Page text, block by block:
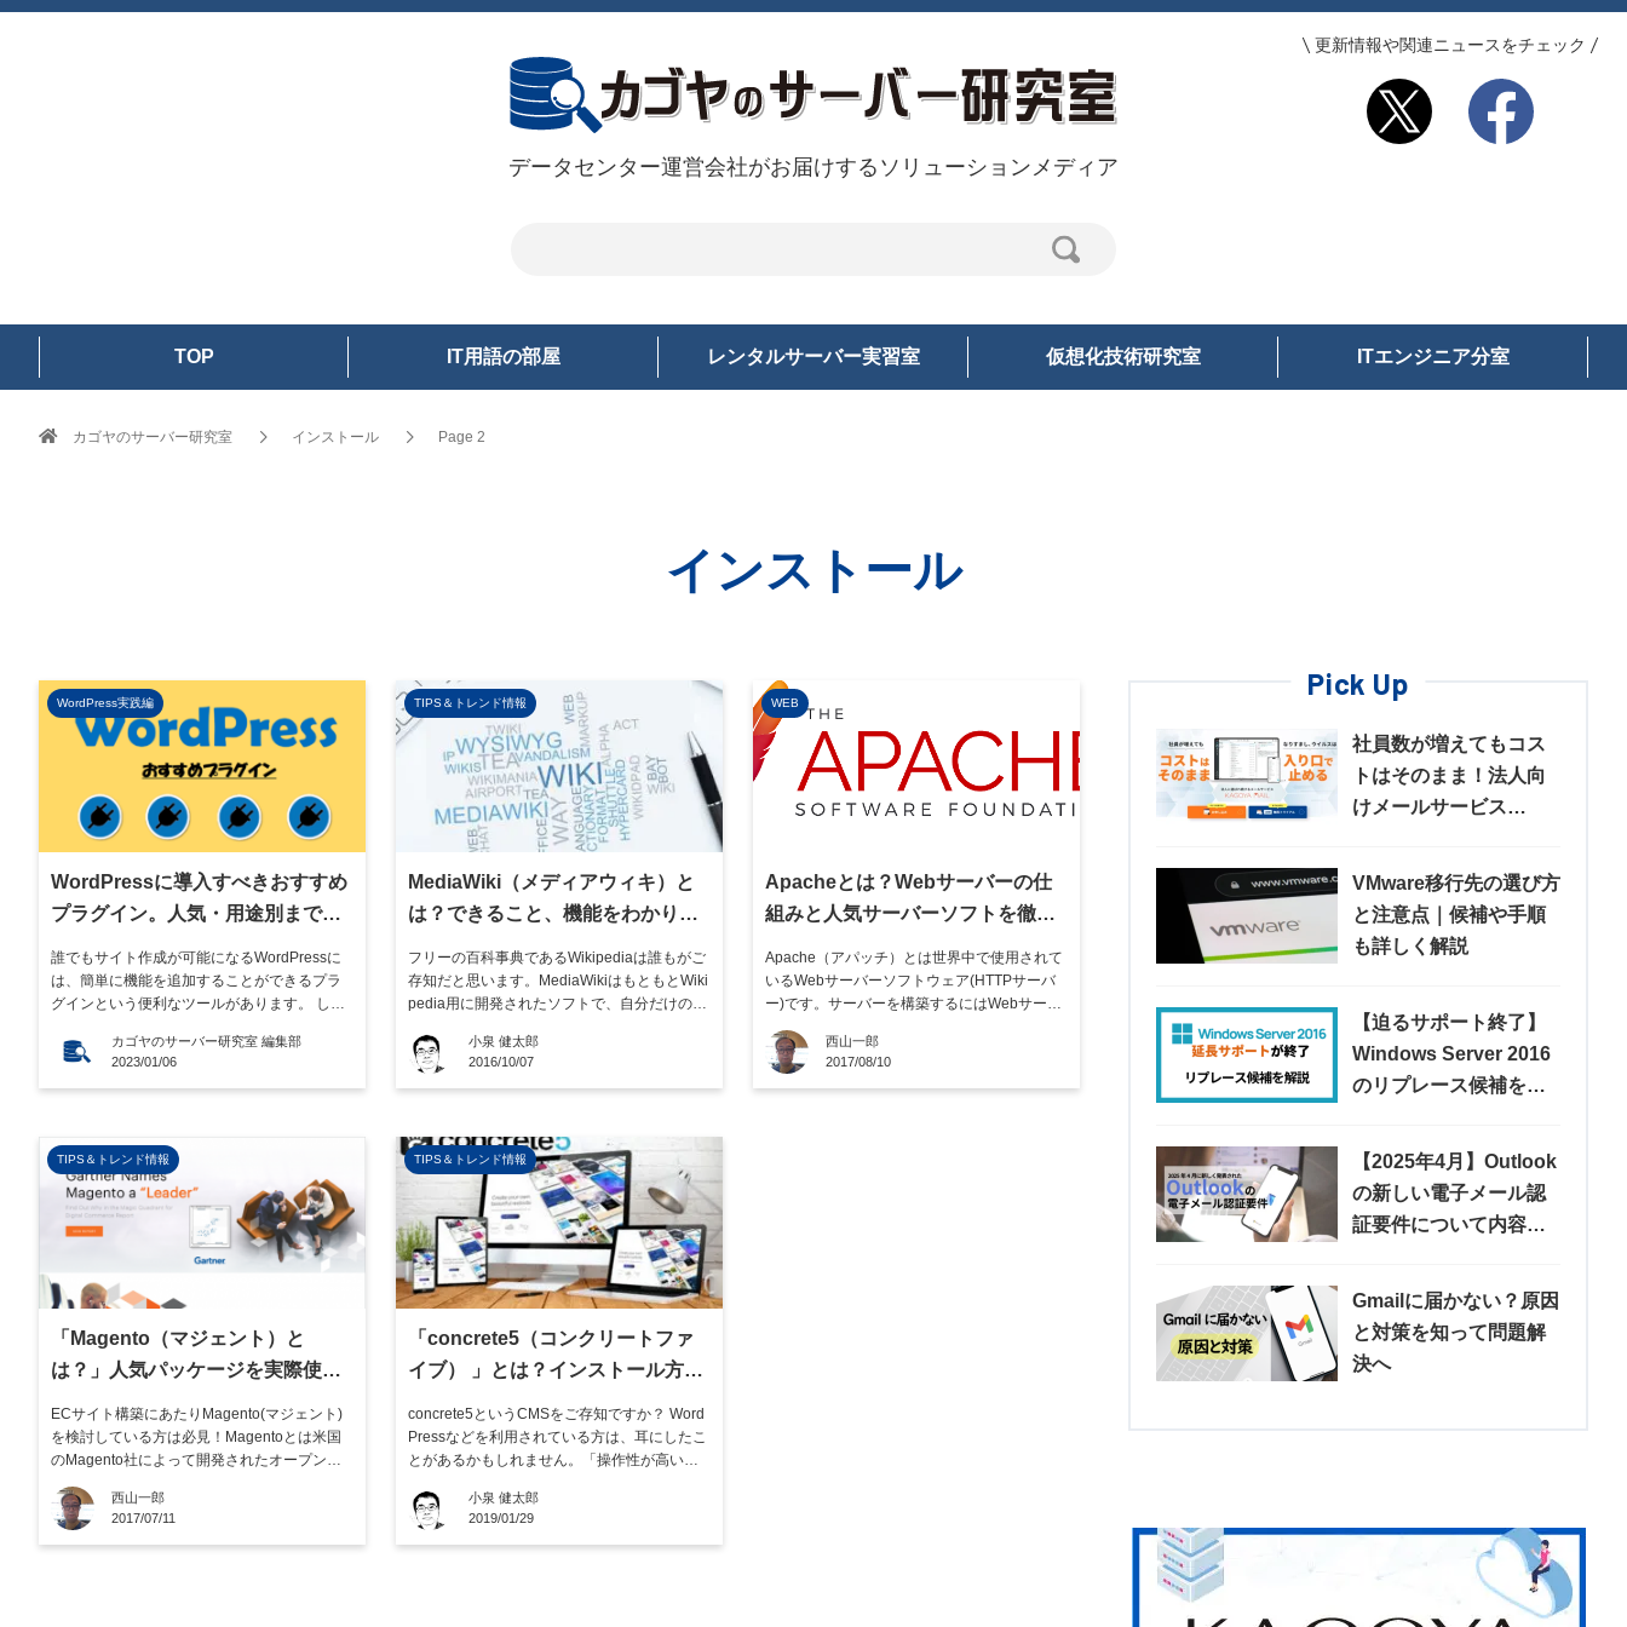
データセンター運営会社がお届けするソリューションメディア
更新情報や関連ニュースをチェック
TOP IT用語の部屋 レンタルサーバー実習室 仮想化技術研究室 ITエンジニア分室
カゴヤのサーバー研究室 インストール Page 2
インストール
WordPress実践編
WordPressに導入すべきおすすめ
プラグイン。人気・用途別まで紹
誰でもサイト作成が可能になるWordPressに
は、簡単に機能を追加することができるプラ
グインという便利なツールがあります。 しか
件、有料のものも含めると更に多くのプラグ
ンも大量にあり、一から自分で探すにはかな
カゴヤのサーバー研究室 編集部
2023/01/06
TIPS＆トレンド情報
MediaWiki（メディアウィキ）と
は？できること、機能をわかりや
フリーの百科事典であるWikipediaは誰もがご
存知だと思います。MediaWikiはもともとWiki
pedia用に開発されたソフトで、自分だけのウ
と同様に手軽に複数人で記事の投稿・編集が
できたりプラグインによって機能を拡張した
りすることができます。また、広く利用され
小泉 健太郎
2016/10/07
WEB
Apacheとは？Webサーバーの仕
組みと人気サーバーソフトを徹底
Apache（アパッチ）とは世界中で使用されて
いるWebサーバーソフトウェア(HTTPサーバ
ー)です。サーバーを構築するにはWebサーバ
ーソフトウェアが必要です。ここでは、Web
サーバーの仕組みと人気のサーバーソフトに
ついても分かりやすく解説します。 Apacheと
は(アパッチ)とは アメリカのインディアン部
西山一郎
2017/08/10
TIPS＆トレンド情報
「Magento（マジェント）と
は？」人気パッケージを実際使っ
～
ECサイト構築にあたりMagento(マジェント)
を検討している方は必見！Magentoとは米国
のMagento社によって開発されたオープンソ
ースソフトウェアです。海外での浸透率が高
く、その柔軟性から多くの有名企業にも活用
されています。ここではMagentoを日本で使
う際のポイントもまとめつつ実践的にご紹介
西山一郎
2017/07/11
TIPS＆トレンド情報
「concrete5（コンクリートファ
イブ） 」とは？インストール方法
concrete5というCMSをご存知ですか？ Word
Pressなどを利用されている方は、耳にしたこ
とがあるかもしれません。「操作性が高い」
多く聞かれますが、実際はどうでしょうか。
この記事では、concrete5の概要やWordPress
との比較、カゴヤ・ジャパンのVPSへのイ […]
小泉 健太郎
2019/01/29
Pick Up
社員数が増えてもコス
トはそのまま！法人向
けメールサービス
VMware移行先の選び方
と注意点｜候補や手順
も詳しく解説
【迫るサポート終了】
Windows Server 2016
のリプレース候補を紹
【2025年4月】Outlook
の新しい電子メール認
証要件について内容や
Gmailに届かない？原因
と対策を知って問題解
決へ